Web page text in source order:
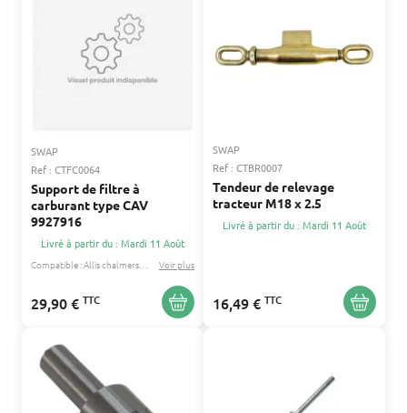
SWAP
Ref : CTFC0064
Support de filtre à
carburant type CAV
9927916
Livré à partir du : Mardi 11 Août
Compatible : David brown
Voir plus
29,90 € TTC
SWAP
Ref : CTBR0007
Tendeur de relevage
tracteur M18 x 2.5
Livré à partir du : Mardi 11 Août
16,49 € TTC